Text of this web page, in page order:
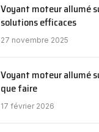
Voyant moteur allumé
solutions efficaces
27 novembre 2025
Voyant moteur allumé
que faire
17 février 2026